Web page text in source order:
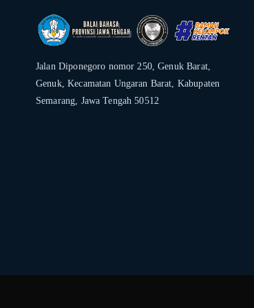
Jalan Diponegoro nomor 250, Genuk Barat,
Genuk, Kecamatan Ungaran Barat, Kabupaten
Semarang, Jawa Tengah 50512